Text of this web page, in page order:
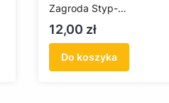
Zagroda Styp-
Rekowskich w Płotowie
Cena
12,00 zł
Do koszyka